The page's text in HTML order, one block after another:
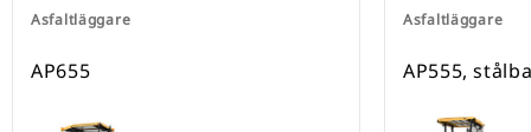
Asfaltläggare
AP655
Asfaltläggare
AP555,